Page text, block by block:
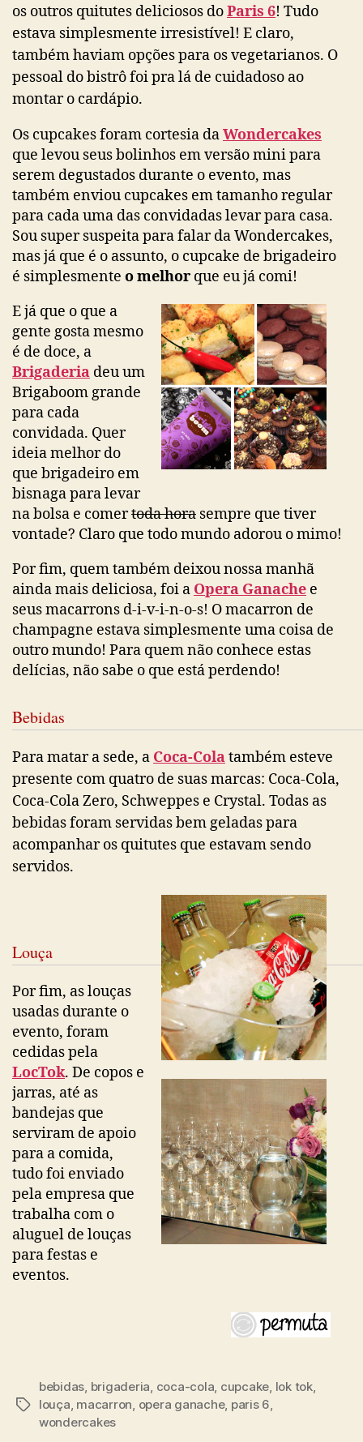
os outros quitutes deliciosos doParis 6! Tudo
estava simplesmente irresistível! E claro,
também haviam opções para os vegetarianos. O
pessoal do bistrô foi pra lá de cuidadoso ao
montar o cardápio.
Os cupcakes foram cortesia daWondercakes
que levou seus bolinhos em versão mini para
serem degustados durante o evento, mas
também enviou cupcakes em tamanho regular
para cada uma das convidadas levar para casa.
Sou super suspeita para falar da Wondercakes,
mas já que é o assunto, o cupcake de brigadeiro
é simplesmente o melhor que eu já comi!
E já que o que a
gente gosta mesmo
é de doce, a
Brigaderia deu um
Brigaboom grande
para cada
convidada. Quer
ideia melhor do
que brigadeiro em
bisnaga para levar
na bolsa e comertoda hora sempre que tiver
vontade? Claro que todo mundo adorou o mimo!
Por fim, quem também deixou nossa manhã
ainda mais deliciosa, foi a Opera Ganache e
seus macarrons d-i-v-i-n-o-s! O macarron de
champagne estava simplesmente uma coisa de
outro mundo! Para quem não conhece estas
delícias, não sabe o que está perdendo!
Bebidas
Para matar a sede, a Coca-Colatambém esteve
presente com quatro de suas marcas: Coca-Cola,
Coca-Cola Zero, Schweppes e Crystal. Todas as
bebidas foram servidas bem geladas para
acompanhar os quitutes que estavam sendo
servidos.
Louça
Por fim, as louças
usadas durante o
evento, foram
cedidas pela
LocTok. De copos e
jarras, até as
bandejas que
serviram de apoio
para a comida,
tudo foi enviado
pela empresa que
trabalha com o
aluguel de louças
para festas e
eventos.
Tags
bebidas, brigaderia, coca-cola, cupcake, lok tok,
louça, macarron, opera ganache, paris 6,
wondercakes